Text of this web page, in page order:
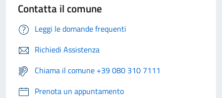
Contatta il comune
Leggi le domande frequenti
Richiedi Assistenza
Chiama il comune +39 080 310 7111
Prenota un appuntamento